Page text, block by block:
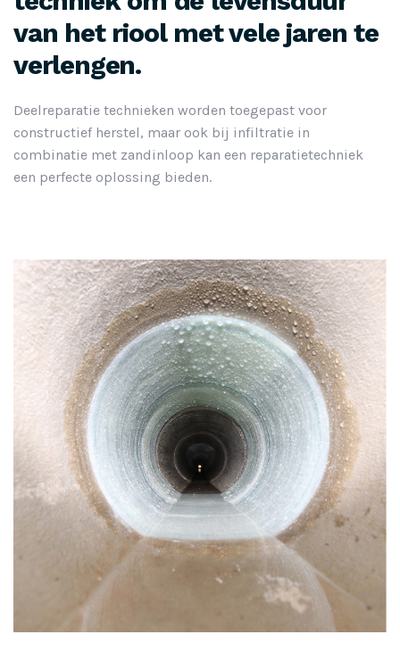
van het riool met vele jaren te
verlengen.
Deelreparatie technieken worden toegepast voor
constructief herstel, maar ook bij infiltratie in
combinatie met zandinloop kan een reparatietechniek
een perfecte oplossing bieden.